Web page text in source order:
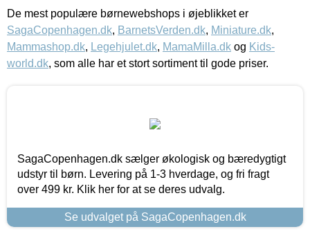
De mest populære børnewebshops i øjeblikket er
SagaCopenhagen.dk, BarnetsVerden.dk, Miniature.dk,
Mammashop.dk, Legehjulet.dk, MamaMilla.dk og Kids-
world.dk, som alle har et stort sortiment til gode priser.
SagaCopenhagen.dk sælger økologisk og bæredygtigt
udstyr til børn. Levering på 1-3 hverdage, og fri fragt
over 499 kr. Klik her for at se deres udvalg.
Se udvalget på SagaCopenhagen.dk